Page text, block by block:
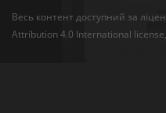
Весь контент доступний за
Attribution 4.0 International license